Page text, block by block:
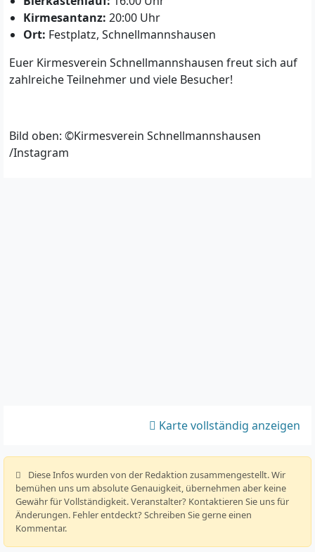
Kirmesantanz: 20:00 Uhr
Ort: Festplatz, Schnellmannshausen
Euer Kirmesverein Schnellmannshausen freut sich auf
zahlreiche Teilnehmer und viele Besucher!
Bild oben: ©Kirmesverein Schnellmannshausen
/Instagram
Karte vollständig anzeigen
️ Diese Infos wurden von der Redaktion zusammengestellt. Wir
bemühen uns um absolute Genauigkeit, übernehmen aber keine
Gewähr für Vollständigkeit. Veranstalter? Kontaktieren Sie uns für
Änderungen. Fehler entdeckt? Schreiben Sie gerne einen
Kommentar.